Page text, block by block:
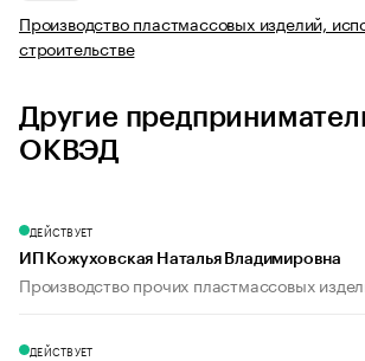
Производство пластмассовых изделий,
строительстве
Другие
ОКВЭД
ДЕЙСТВУЕТ
ИП Кожуховская Наталья Владимировна
Производство прочих пластмассовых
ДЕЙСТВУЕТ